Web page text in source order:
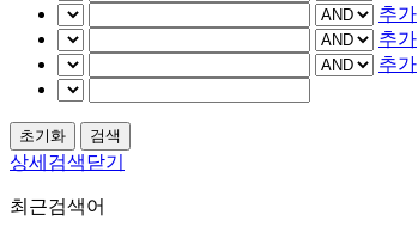
추가
추가
추가
상세검색닫기
최근검색어